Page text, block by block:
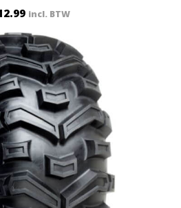
incl. BTW